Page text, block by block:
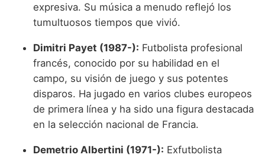
expresiva. Su música a menudo reflejó los
tumultuosos tiempos que vivió.
Dimitri Payet (1987-): Futbolista profesional
francés, conocido por su habilidad en el
campo, su visión de juego y sus potentes
disparos. Ha jugado en varios clubes europeos
de primera línea y ha sido una figura destacada
en la selección nacional de Francia.
Demetrio Albertini (1971-): Exfutbolista